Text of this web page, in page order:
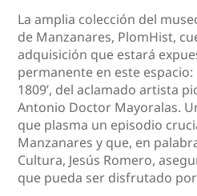
La amplia colección del
de Manzanares, PlomHist,
adquisición que estará
permanente en este espacio:
1809’, del aclamado artista
Antonio Doctor Mayoralas.
que plasma un episodio
Manzanares y que, en
Cultura, Jesús Romero,
que pueda ser disfrutado